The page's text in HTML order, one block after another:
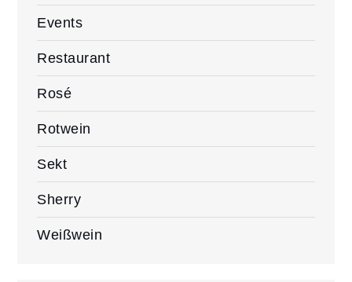
Events
Restaurant
Rosé
Rotwein
Sekt
Sherry
Weißwein